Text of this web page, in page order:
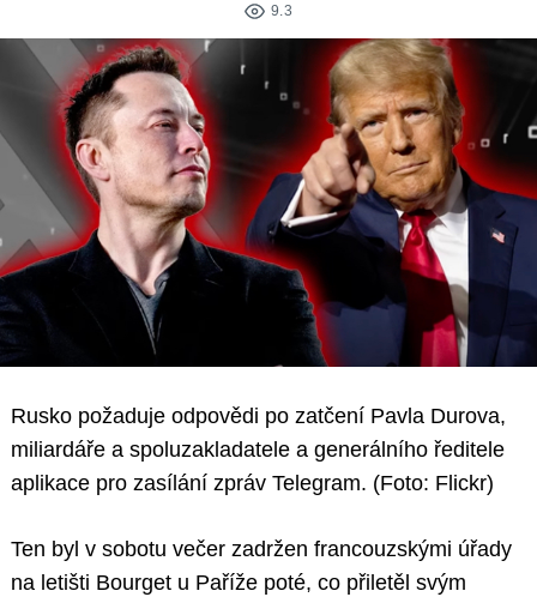
9.3
Rusko požaduje odpovědi po zatčení Pavla Durova,
miliardáře a spoluzakladatele a generálního ředitele
aplikace pro zasílání zpráv Telegram. (Foto: Flickr)
Ten byl v sobotu večer zadržen francouzskými úřady
na letišti Bourget u Paříže poté, co přiletěl svým